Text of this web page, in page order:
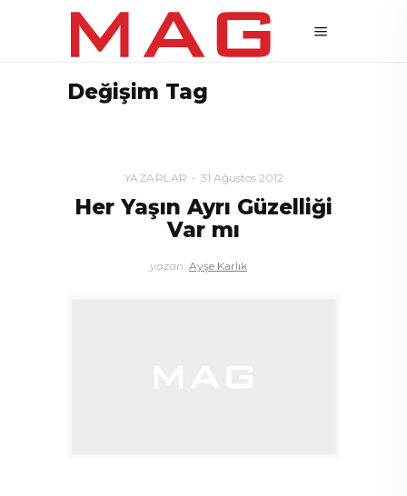
Değişim Tag
YAZARLAR 31 Ağustos 2012
Her Yaşın Ayrı Güzelliği
Var mı
yazan: Ayşe Karlık